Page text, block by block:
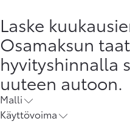
Laske
Osamaksun
hyvityshinnalla
uuteen autoon.
Malli
Käyttövoima